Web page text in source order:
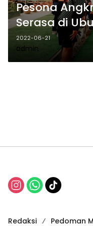
Pesona
Serasa di
2022-06-21
admin
Redaksi Pedoman